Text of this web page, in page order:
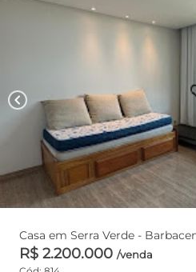
chevron_left
Casa em Serra Verde -
R$ 2.200.000 /venda